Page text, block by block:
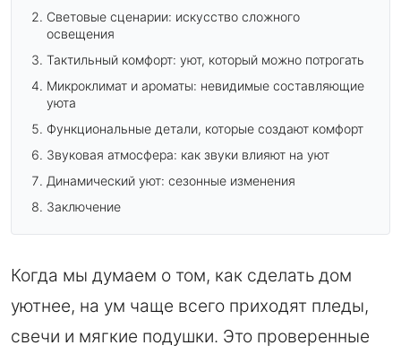
Световые сценарии: искусство сложного
освещения
Тактильный комфорт: уют, который можно потрогать
Микроклимат и ароматы: невидимые составляющие
уюта
Функциональные детали, которые создают комфорт
Звуковая атмосфера: как звуки влияют на уют
Динамический уют: сезонные изменения
Заключение
Когда мы думаем о том, как сделать дом
уютнее, на ум чаще всего приходят пледы,
свечи и мягкие подушки. Это проверенные